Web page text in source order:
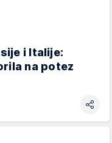
i Italije:
na potez